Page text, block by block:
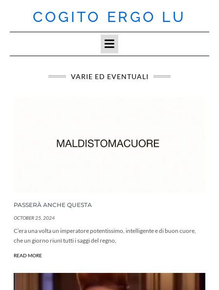
COGITO ERGO LU
VARIE ED EVENTUALI
PASSERÀ ANCHE QUESTA
OCTOBER 25, 2024
C’era una volta un imperatore potentissimo, intelligente e di buon cuore,
che un giorno riunì tutti i saggi del regno,
READ MORE